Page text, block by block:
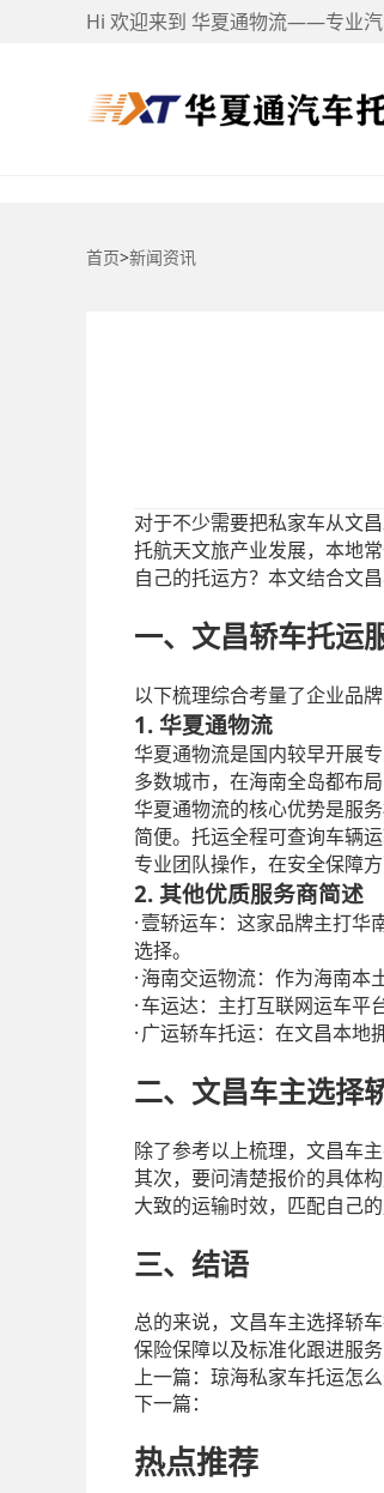
Hi 欢迎来到 华夏通物流——专业汽
首页>新闻资讯
对于不少需要把私家车从文
托航天文旅产业发展，本地
自己的托运方？本文结合文
一、文昌轿车托运
以下梳理综合考量了企业品
1. 华夏通物流
华夏通物流是国内较早开展
多数城市，在海南全岛都布
华夏通物流的核心优势是服
简便。托运全程可查询车辆
专业团队操作，在安全保障
2. 其他优质服务商简述
· 壹轿运车：这家品牌主打华
选择。
· 海南交运物流：作为海南本
· 车运达：主打互联网运车平
· 广运轿车托运：在文昌本地
二、文昌车主选择
除了参考以上梳理，文昌车
其次，要问清楚报价的具体
大致的运输时效，匹配自己
三、结语
总的来说，文昌车主选择轿
保险保障以及标准化跟进服
上一篇： 琼海私家车托运怎
下一篇：
热点推荐